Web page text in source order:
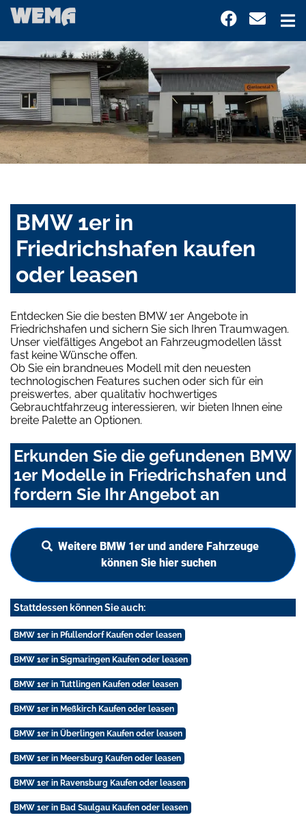
BMW 1er in
Friedrichshafen kaufen
oder leasen
Entdecken Sie die besten BMW 1er Angebote in
Friedrichshafen und sichern Sie sich Ihren Traumwagen.
Unser vielfältiges Angebot an Fahrzeugmodellen lässt
fast keine Wünsche offen.
Ob Sie ein brandneues Modell mit den neuesten
technologischen Features suchen oder sich für ein
preiswertes, aber qualitativ hochwertiges
Gebrauchtfahrzeug interessieren, wir bieten Ihnen eine
breite Palette an Optionen.
Erkunden Sie die gefundenen BMW
1er Modelle in Friedrichshafen und
fordern Sie Ihr Angebot an
Weitere BMW 1er und andere Fahrzeuge
können Sie hier suchen
Stattdessen können Sie auch:
BMW 1er in Pfullendorf Kaufen oder leasen
BMW 1er in Sigmaringen Kaufen oder leasen
BMW 1er in Tuttlingen Kaufen oder leasen
BMW 1er in Meßkirch Kaufen oder leasen
BMW 1er in Überlingen Kaufen oder leasen
BMW 1er in Meersburg Kaufen oder leasen
BMW 1er in Ravensburg Kaufen oder leasen
BMW 1er in Bad Saulgau Kaufen oder leasen